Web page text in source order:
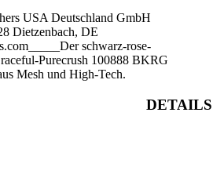
USA Deutschland GmbH
Dietzenbach, DE
schwarz-rose-
Purecrush 100888 BKRG
Mesh und High-Tech.